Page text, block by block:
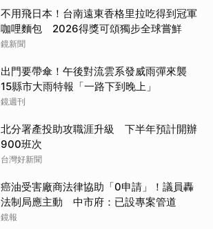
不用飛日本！台南遠東香格里拉吃得到冠軍
咖哩麵包 2026得獎可頌獨步全球嘗鮮
鏡新聞
出門要帶傘！午後對流雲系發威雨彈來襲
15縣市大雨特報「一路下到晚上」
鏡週刊
北分署產投助攻職涯升級 下半年預計開辦
900班次
台灣好新聞
癌油受害廠商法律協助「0申請」！議員轟
法制局應主動 中市府：已設專案管道
鏡報